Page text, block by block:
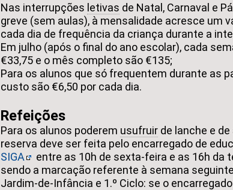
Nas interrupções letivas de Natal, Carnaval e
greve (sem aulas), à mensalidade acresce um
cada dia de frequência da criança durante a
Em julho (após o final do ano escolar), cada
€33,75 e o mês completo são €135;
Para os alunos que só frequentem durante as
custo são €6,50 por cada dia.
Refeições
Para os alunos poderem usufruir de lanche e
reserva deve ser feita pelo encarregado de
SIGA
entre as 10h de sexta-feira e as 16h da
sendo a marcação referente à semana
Jardim-de-Infância e 1.º Ciclo: se o